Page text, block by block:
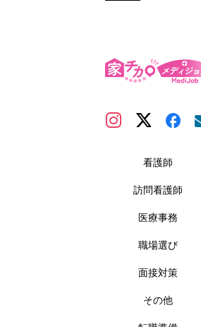
看護師
訪問看護師
医療事務
職場選び
面接対策
その他